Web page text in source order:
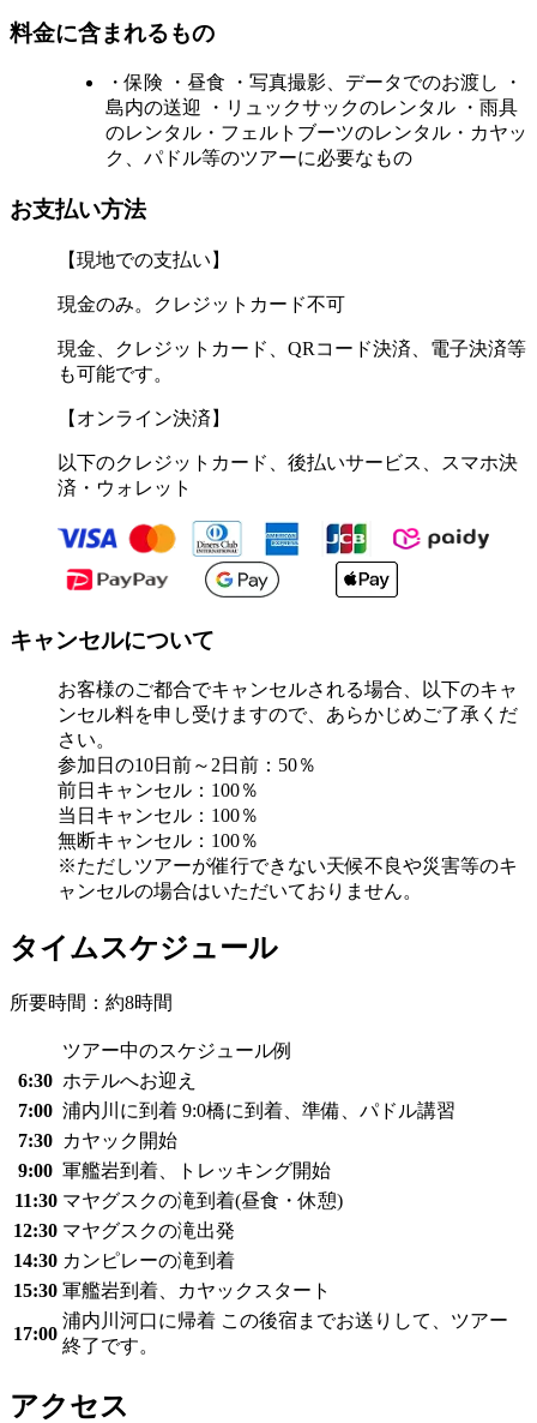
料金に含まれるもの
・保険 ・昼食 ・写真撮影、データでのお渡し ・
島内の送迎 ・リュックサックのレンタル ・雨具
のレンタル ​・フェルトブーツのレンタル ​・カヤッ
ク、パドル等のツアーに必要なもの
お支払い方法
【現地での支払い】
現金のみ。クレジットカード不可
現金、クレジットカード、QRコード決済、電子決済等
も可能です。
【オンライン決済】
以下のクレジットカード、後払いサービス、スマホ決
済・ウォレット
キャンセルについて
お客様のご都合でキャンセルされる場合、以下のキャ
ンセル料を申し受けますので、あらかじめご了承くだ
さい。
参加日の10日前～2日前：50％
前日キャンセル：100％
当日キャンセル：100％
無断キャンセル：100％
※ただしツアーが催行できない天候不良や災害等のキ
ャンセルの場合はいただいておりません。
タイムスケジュール
所要時間：約8時間
ツアー中のスケジュール例
6:30 ホテルへお迎え
7:00 浦内川に到着 9:0橋に到着、準備、パドル講習
7:30 カヤック開始
9:00 軍艦岩到着、トレッキング開始
11:30 マヤグスクの滝到着(昼食・休憩)
12:30 マヤグスクの滝出発
14:30 カンピレーの滝到着
15:30 軍艦岩到着、カヤックスタート
17:00
浦内川河口に帰着 この後宿までお送りして、ツアー
終了です。
アクセス